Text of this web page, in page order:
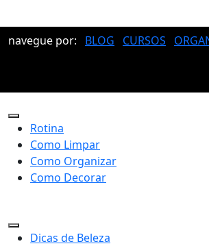
navegue por: BLOG CURSOS
Rotina
Como Limpar
Como Organizar
Como Decorar
Dicas de Beleza